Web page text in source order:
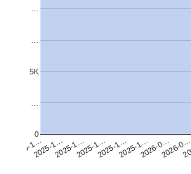
2025-1…2025-1…2025-1…2025-1…2025-1…2025-1…2026-0…2026-0…
0
5K
…